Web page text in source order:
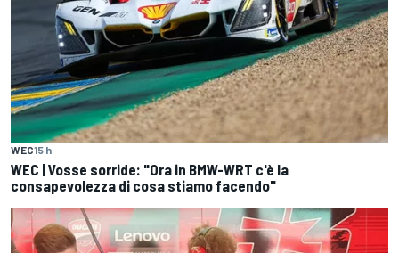
WEC15 h
WEC | Vosse sorride: "Ora in BMW-WRT c'è la
consapevolezza di cosa stiamo facendo"